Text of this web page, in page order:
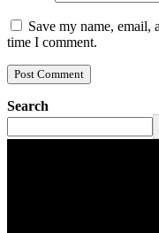
Save my name, email,
time I comment.
Search